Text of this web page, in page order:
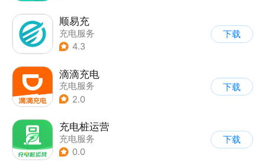
顺易充
充电服务
4.3
下载
滴滴充电
充电服务
2.0
下载
充电桩运营
充电服务
0.0
下载